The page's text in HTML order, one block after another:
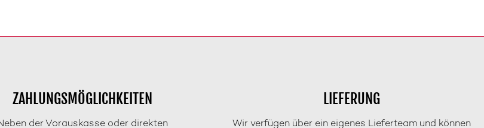
ZAHLUNGSMÖGLICHKEITEN
der Vorauskasse oder direkten
LIEFERUNG
Wir verfügen über ein eigenes Lieferteam und können